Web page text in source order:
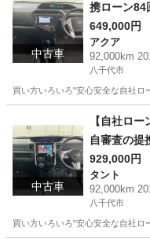
中古車
携ローン84
649,000円
アクア
92,000km
八千代市
買い方いろいろ"安心安全な自社
アクア
中古車
【自社ロ
自審査の提
929,000円
タント
92,000km
八千代市
買い方いろいろ"安心安全な自社